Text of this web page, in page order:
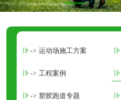
-> 运动场施工方案
-> 工程案例
-> 塑胶跑道专题